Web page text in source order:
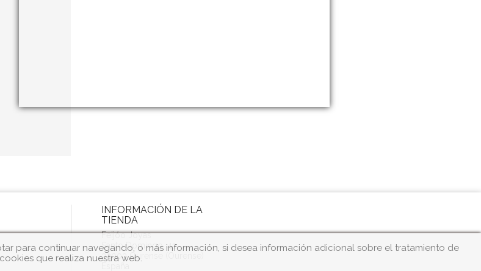
INFORMACIÓN DE LA
TIENDA
Feijóo Joyas
Santo Domingo, 41
32003 Ourense (Ourense)
para continuar navegando, o más información, si desea información adicional sobre el tratamiento de
cookies que realiza nuestra web.